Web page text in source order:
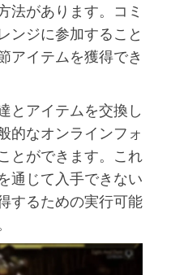
法があります。コミ
ンジに参加すること
アイテムを獲得でき
とアイテムを交換し
的なオンラインフォ
とができます。これ
通じて入手できない
するための実行可能